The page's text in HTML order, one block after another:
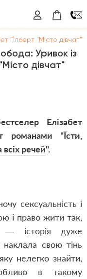
Ґілберт "Місто дівчат"
Уривок із
дівчат"
Елізабет
романами "Їсти,
речей".
сексуальність і
і право жити так,
історія дуже
наклала свою тінь
нелегко знайти,
в такому